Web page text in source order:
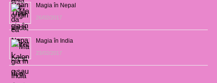
Magia în Nepal
26/02/2017
Magia în India
23/02/2017